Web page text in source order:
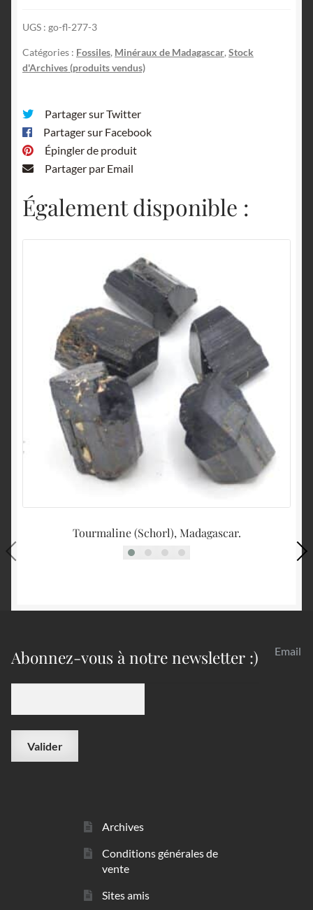
UGS : go-fl-277-3
Catégories : Fossiles, Minéraux de Madagascar, Stock
d'Archives (produits vendus)
Partager sur Twitter
Partager sur Facebook
Épingler de produit
Partager par Email
Également disponible :
Tourmaline (Schorl), Madagascar.
Abonnez-vous à notre newsletter :) Email
Archives
Conditions générales de
vente
Sites amis